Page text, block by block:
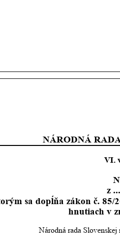
NÁRODNÁ
VI.
z
sa dopĺňa zákon č.
hnutiach v
Národná rada